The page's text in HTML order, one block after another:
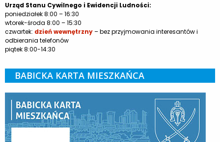
Urząd Stanu Cywilnego i Ewidencji Ludności:
poniedziałek 8:00 – 16:30
wtorek-środa 8:00 – 15:30
czwartek: dzień wewnętrzny– bez przyjmowania interesantów i
odbierania telefonów
piątek 8:00-14:30
BABICKA KARTA MIESZKAŃCA